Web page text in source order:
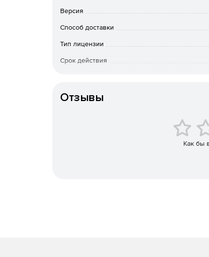
Помощь в соблюдении нормативных
Быстрый полнотекстовый поиск писем и
Снижение нагрузки на почтовые серверы.
Экономия до 70% места для хранения.
Упрощенное резервное копирование и
Версия
Способ доставки
Тип лицензии
Срок действия
Отзывы
Как бы